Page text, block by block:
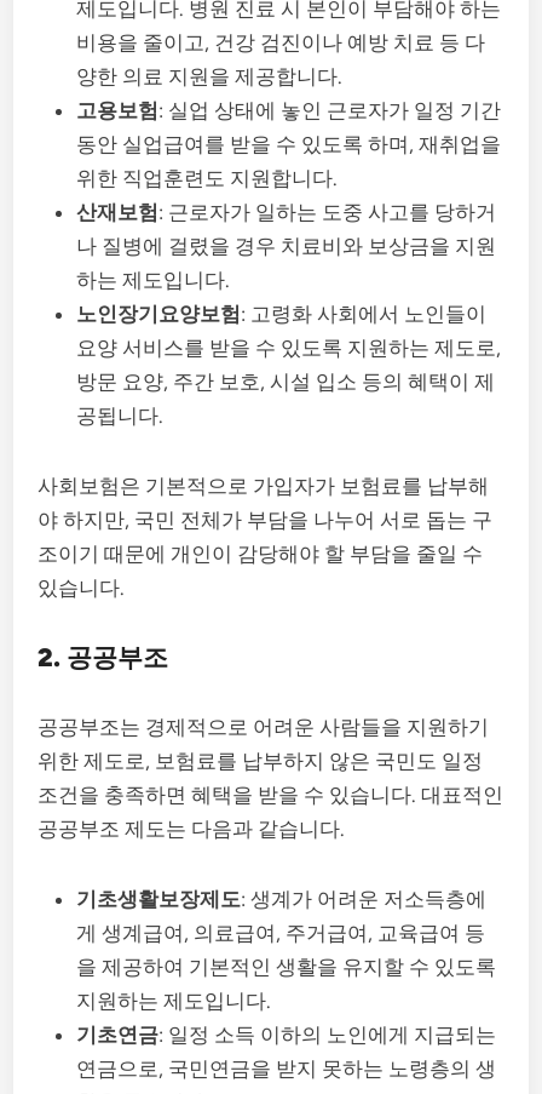
제도입니다. 병원 진료 시 본인이 부담해야 하는
비용을 줄이고, 건강 검진이나 예방 치료 등 다
양한 의료 지원을 제공합니다.
고용보험: 실업 상태에 놓인 근로자가 일정 기간
동안 실업급여를 받을 수 있도록 하며, 재취업을
위한 직업훈련도 지원합니다.
산재보험: 근로자가 일하는 도중 사고를 당하거
나 질병에 걸렸을 경우 치료비와 보상금을 지원
하는 제도입니다.
노인장기요양보험: 고령화 사회에서 노인들이
요양 서비스를 받을 수 있도록 지원하는 제도로,
방문 요양, 주간 보호, 시설 입소 등의 혜택이 제
공됩니다.
사회보험은 기본적으로 가입자가 보험료를 납부해
야 하지만, 국민 전체가 부담을 나누어 서로 돕는 구
조이기 때문에 개인이 감당해야 할 부담을 줄일 수
있습니다.
2. 공공부조
공공부조는 경제적으로 어려운 사람들을 지원하기
위한 제도로, 보험료를 납부하지 않은 국민도 일정
조건을 충족하면 혜택을 받을 수 있습니다. 대표적인
공공부조 제도는 다음과 같습니다.
기초생활보장제도: 생계가 어려운 저소득층에
게 생계급여, 의료급여, 주거급여, 교육급여 등
을 제공하여 기본적인 생활을 유지할 수 있도록
지원하는 제도입니다.
기초연금: 일정 소득 이하의 노인에게 지급되는
연금으로, 국민연금을 받지 못하는 노령층의 생